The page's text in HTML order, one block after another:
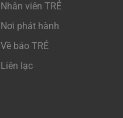
Nhân viên TRẺ
Nơi phát hành
Về báo TRẺ
Liên lạc